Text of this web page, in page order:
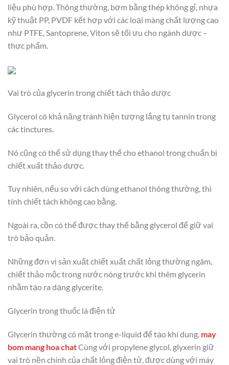
liệu phù hợp. Thông thường, bơm bằng thép không gỉ, nhựa
kỹ thuật PP, PVDF kết hợp với các loại màng chất lượng cao
như PTFE, Santoprene, Viton sẽ tối ưu cho ngành dược –
thực phẩm.
Vai trò của glycerin trong chiết tách thảo dược
Glycerol có khả năng tránh hiện tượng lắng tụ tannin trong
các tinctures.
Nó cũng có thể sử dụng thay thế cho ethanol trong chuẩn bị
chiết xuất thảo dược.
Tuy nhiên, nếu so với cách dùng ethanol thông thường, thì
tính chiết tách không cao bằng.
Ngoài ra, cồn có thể được thay thế bằng glycerol để giữ vai
trò bảo quản.
Những đơn vị sản xuất chiết xuất chất lỏng thường ngâm,
chiết thảo mộc trong nước nóng trước khi thêm glycerin
nhằm tạo ra dạng glycerite.
Glycerin trong thuốc lá điện tử
Glycerin thường có mặt trong e-liquid để tạo khí dung. may
bom mang hoa chatCùng với propylene glycol, glyxerin giữ
vai trò nền chính của chất lỏng điện tử, được dùng với máy